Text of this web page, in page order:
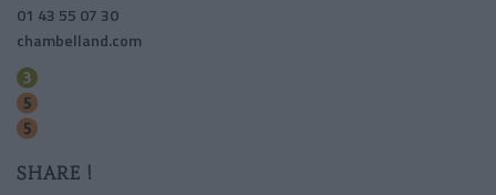
01 43 55 07 30
chambelland.com
SHARE !